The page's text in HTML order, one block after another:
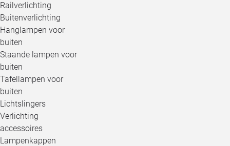
Railverlichting
Buitenverlichting
Hanglampen voor
buiten
Staande lampen voor
buiten
Tafellampen voor
buiten
Lichtslingers
Verlichting
accessoires
Lampenkappen